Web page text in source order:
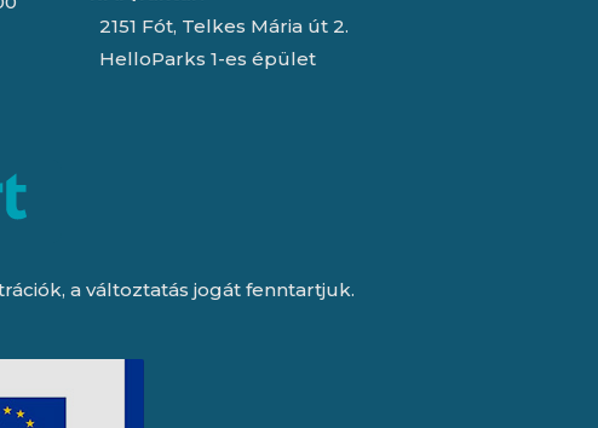
2151 Fót, Telkes Mária út 2.
HelloParks 1-es épület
a változtatás jogát fenntartjuk.